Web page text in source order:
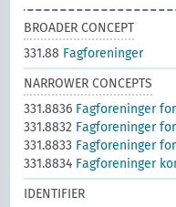
BROADER CONCEPT
331.88 Fagforeninger
NARROWER CONCEPTS
331.8836 Fagforeninger
331.8832 Fagforeninger
331.8833 Fagforeninger
331.8834 Fagforeninger
IDENTIFIER